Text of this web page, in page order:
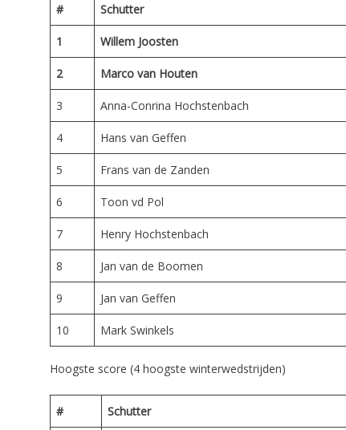
# Schutter
1 Willem Joosten
2 Marco van Houten
3 Anna-Conrina Hochstenbach
4 Hans van Geffen
5 Frans van de Zanden
6 Toon vd Pol
7 Henry Hochstenbach
8 Jan van de Boomen
9 Jan van Geffen
10 Mark Swinkels
Hoogste score (4 hoogste winterwedstrijden)
# Schutter